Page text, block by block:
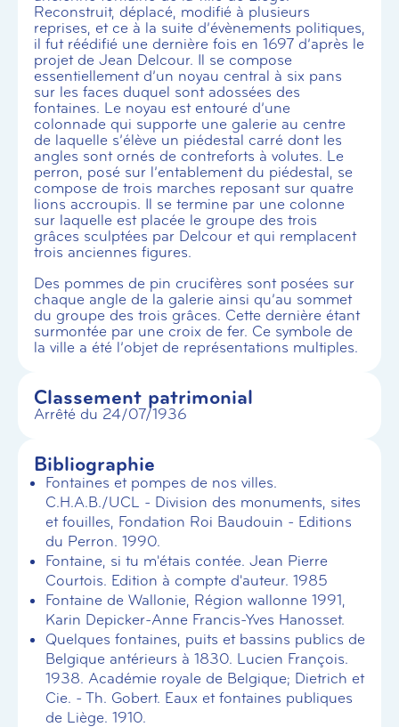
Reconstruit, déplacé, modifié à plusieurs
reprises, et ce à la suite d’évènements politiques,
il fut réédifié une dernière fois en 1697 d’après le
projet de Jean Delcour. Il se compose
essentiellement d’un noyau central à six pans
sur les faces duquel sont adossées des
fontaines. Le noyau est entouré d’une
colonnade qui supporte une galerie au centre
de laquelle s’élève un piédestal carré dont les
angles sont ornés de contreforts à volutes. Le
perron, posé sur l’entablement du piédestal, se
compose de trois marches reposant sur quatre
lions accroupis. Il se termine par une colonne
sur laquelle est placée le groupe des trois
grâces sculptées par Delcour et qui remplacent
trois anciennes figures.
Des pommes de pin crucifères sont posées sur
chaque angle de la galerie ainsi qu’au sommet
du groupe des trois grâces. Cette dernière étant
surmontée par une croix de fer. Ce symbole de
la ville a été l’objet de représentations multiples.
Classement patrimonial
Arrêté du 24/07/1936
Bibliographie
Fontaines et pompes de nos villes.
C.H.A.B./UCL - Division des monuments, sites
et fouilles, Fondation Roi Baudouin - Editions
du Perron. 1990.
Fontaine, si tu m'étais contée. Jean Pierre
Courtois. Edition à compte d'auteur. 1985
Fontaine de Wallonie, Région wallonne 1991,
Karin Depicker-Anne Francis-Yves Hanosset.
Quelques fontaines, puits et bassins publics de
Belgique antérieurs à 1830. Lucien François.
1938. Académie royale de Belgique; Dietrich et
Cie. - Th. Gobert. Eaux et fontaines publiques
de Liège. 1910.